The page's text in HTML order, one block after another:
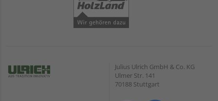
Julius Ulrich GmbH & Co. KG
Ulmer Str. 141
70188 Stuttgart